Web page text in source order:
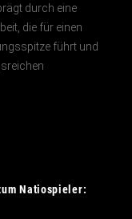
durch eine
die für einen
führt und
Natiospieler: